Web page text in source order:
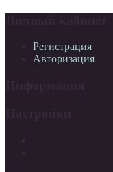
Регистрация
Авторизация